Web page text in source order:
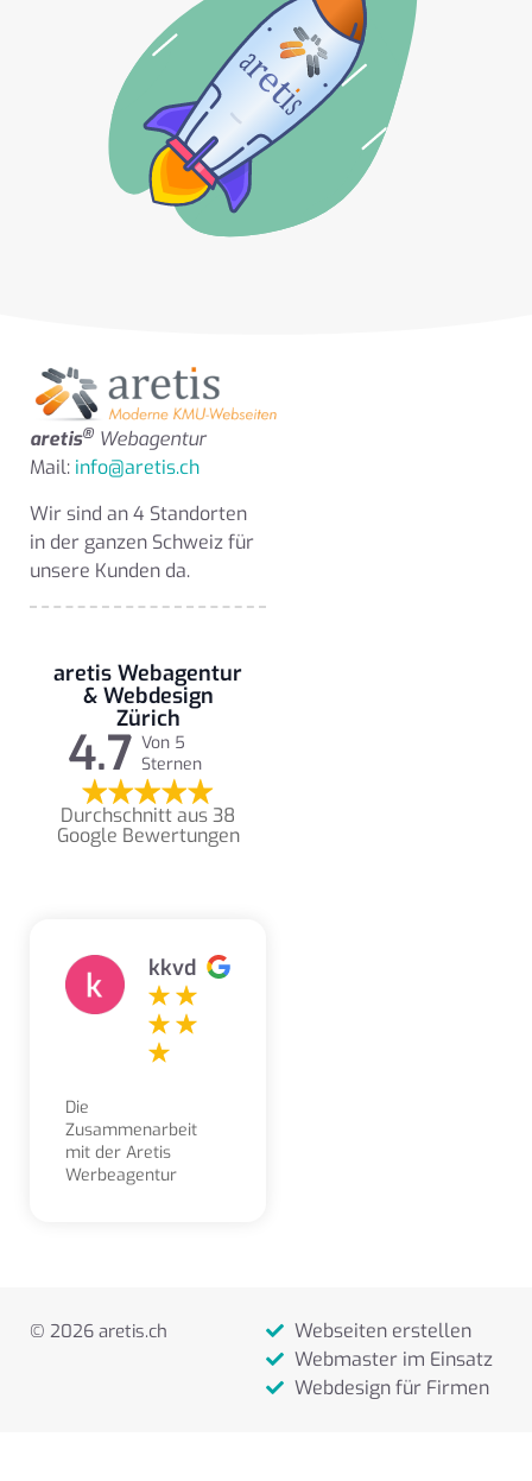
aretis® Webagentur
Mail: info@aretis.ch
Wir sind an 4 Standorten
in der ganzen Schweiz für
unsere Kunden da.
aretis Webagentur
& Webdesign
Zürich
4.7 Von 5
Sternen
Durchschnitt aus 38
Google Bewertungen
kkvd
Die
Zusammenarbeit
mit der Aretis
Werbeagentur
Gestaltungsarbeiten
© 2026 aretis.ch
Webseiten erstellen
Webmaster im Einsatz
Webdesign für Firmen